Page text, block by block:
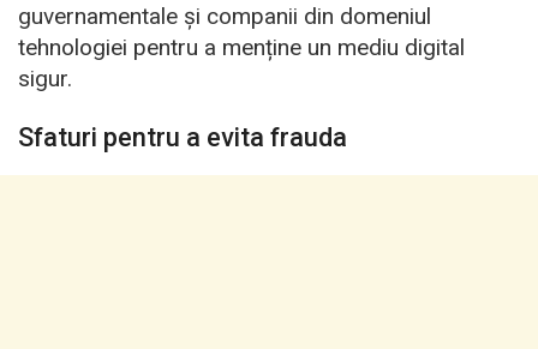
guvernamentale și companii din domeniul
tehnologiei pentru a menține un mediu digital
sigur.
Sfaturi pentru a evita frauda